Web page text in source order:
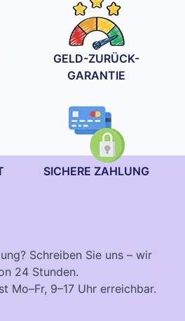
GELD-ZURÜCK-
GARANTIE
SICHERE ZAHLUNG
Schreiben Sie uns – wir
24 Stunden.
Mo–Fr, 9–17 Uhr erreichbar.